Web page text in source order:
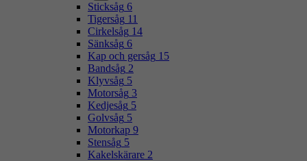
Sticksåg 6
Tigersåg 11
Cirkelsåg 14
Sänksåg 6
Kap och gersåg 15
Bandsåg 2
Klyvsåg 5
Motorsåg 3
Kedjesåg 5
Golvsåg 5
Motorkap 9
Stensåg 5
Kakelskärare 2